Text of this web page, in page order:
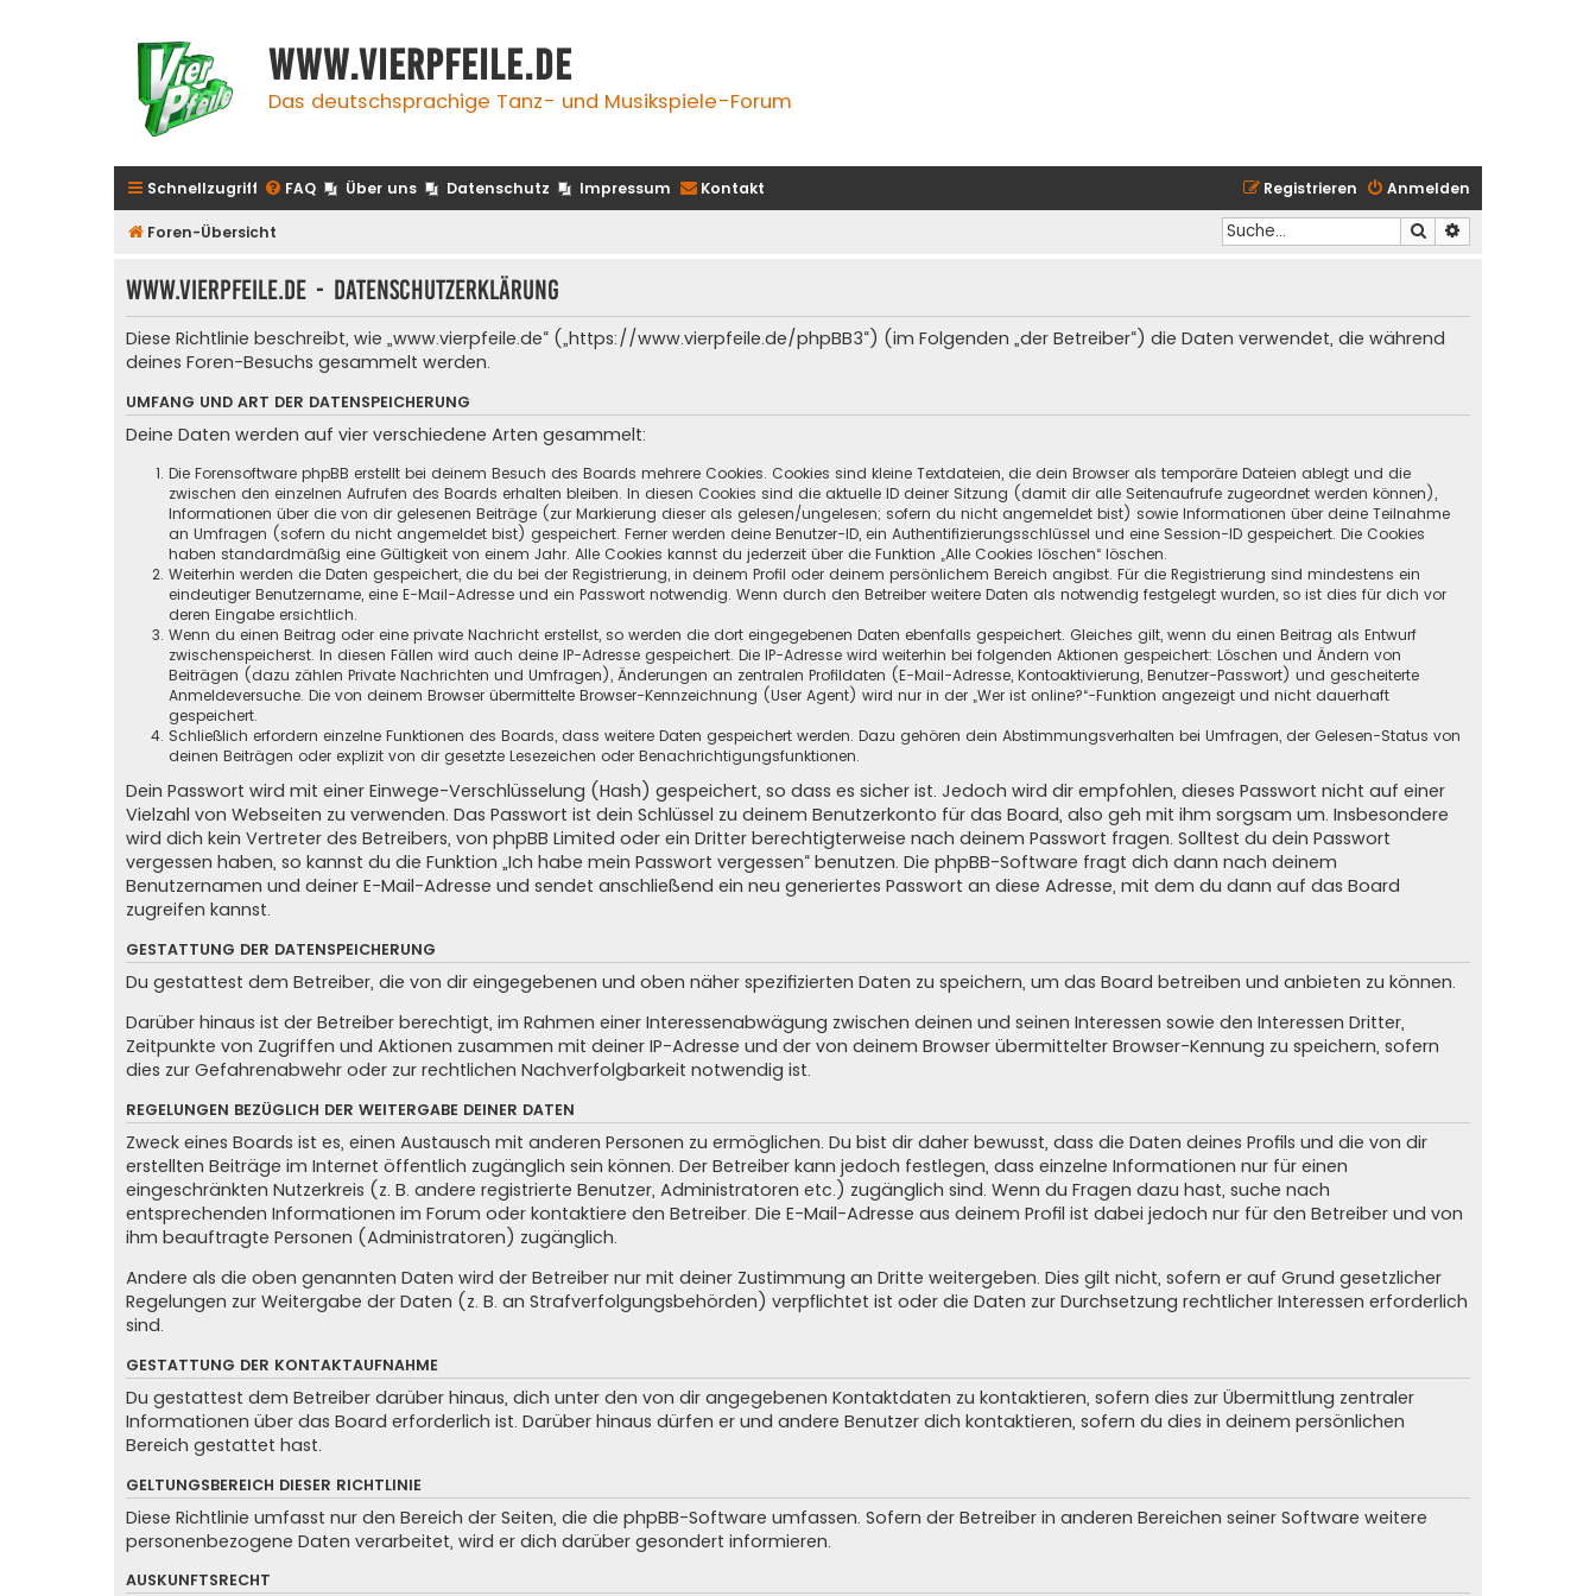
www.vierpfeile.de
Das deutschsprachige Tanz- und Musikspiele-Forum
Schnellzugriff FAQ Über uns Datenschutz Impressum Kontakt Anmelden
Registrieren
Foren-Übersicht Suche
www.vierpfeile.de - Datenschutzerklärung
Diese Richtlinie beschreibt, wie „www.vierpfeile.de“ („https://www.vierpfeile.de/phpBB3“) (im Folgenden „der Betreiber“) die Daten verwendet, die während
deines Foren-Besuchs gesammelt werden.
UMFANG UND ART DER DATENSPEICHERUNG
Deine Daten werden auf vier verschiedene Arten gesammelt:
Die Forensoftware phpBB erstellt bei deinem Besuch des Boards mehrere Cookies. Cookies sind kleine Textdateien, die dein Browser als temporäre Dateien ablegt und die
zwischen den einzelnen Aufrufen des Boards erhalten bleiben. In diesen Cookies sind die aktuelle ID deiner Sitzung (damit dir alle Seitenaufrufe zugeordnet werden können),
Informationen über die von dir gelesenen Beiträge (zur Markierung dieser als gelesen/ungelesen; sofern du nicht angemeldet bist) sowie Informationen über deine Teilnahme
an Umfragen (sofern du nicht angemeldet bist) gespeichert. Ferner werden deine Benutzer-ID, ein Authentifizierungsschlüssel und eine Session-ID gespeichert. Die Cookies
haben standardmäßig eine Gültigkeit von einem Jahr. Alle Cookies kannst du jederzeit über die Funktion „Alle Cookies löschen“ löschen.
Weiterhin werden die Daten gespeichert, die du bei der Registrierung, in deinem Profil oder deinem persönlichem Bereich angibst. Für die Registrierung sind mindestens ein
eindeutiger Benutzername, eine E-Mail-Adresse und ein Passwort notwendig. Wenn durch den Betreiber weitere Daten als notwendig festgelegt wurden, so ist dies für dich vor
deren Eingabe ersichtlich.
Wenn du einen Beitrag oder eine private Nachricht erstellst, so werden die dort eingegebenen Daten ebenfalls gespeichert. Gleiches gilt, wenn du einen Beitrag als Entwurf
zwischenspeicherst. In diesen Fällen wird auch deine IP-Adresse gespeichert. Die IP-Adresse wird weiterhin bei folgenden Aktionen gespeichert: Löschen und Ändern von
Beiträgen (dazu zählen Private Nachrichten und Umfragen), Änderungen an zentralen Profildaten (E-Mail-Adresse, Kontoaktivierung, Benutzer-Passwort) und gescheiterte
Anmeldeversuche. Die von deinem Browser übermittelte Browser-Kennzeichnung (User Agent) wird nur in der „Wer ist online?“-Funktion angezeigt und nicht dauerhaft
gespeichert.
Schließlich erfordern einzelne Funktionen des Boards, dass weitere Daten gespeichert werden. Dazu gehören dein Abstimmungsverhalten bei Umfragen, der Gelesen-Status von
deinen Beiträgen oder explizit von dir gesetzte Lesezeichen oder Benachrichtigungsfunktionen.
Dein Passwort wird mit einer Einwege-Verschlüsselung (Hash) gespeichert, so dass es sicher ist. Jedoch wird dir empfohlen, dieses Passwort nicht auf einer
Vielzahl von Webseiten zu verwenden. Das Passwort ist dein Schlüssel zu deinem Benutzerkonto für das Board, also geh mit ihm sorgsam um. Insbesondere
wird dich kein Vertreter des Betreibers, von phpBB Limited oder ein Dritter berechtigterweise nach deinem Passwort fragen. Solltest du dein Passwort
vergessen haben, so kannst du die Funktion „Ich habe mein Passwort vergessen“ benutzen. Die phpBB-Software fragt dich dann nach deinem
Benutzernamen und deiner E-Mail-Adresse und sendet anschließend ein neu generiertes Passwort an diese Adresse, mit dem du dann auf das Board
zugreifen kannst.
GESTATTUNG DER DATENSPEICHERUNG
Du gestattest dem Betreiber, die von dir eingegebenen und oben näher spezifizierten Daten zu speichern, um das Board betreiben und anbieten zu können.
Darüber hinaus ist der Betreiber berechtigt, im Rahmen einer Interessenabwägung zwischen deinen und seinen Interessen sowie den Interessen Dritter,
Zeitpunkte von Zugriffen und Aktionen zusammen mit deiner IP-Adresse und der von deinem Browser übermittelter Browser-Kennung zu speichern, sofern
dies zur Gefahrenabwehr oder zur rechtlichen Nachverfolgbarkeit notwendig ist.
REGELUNGEN BEZÜGLICH DER WEITERGABE DEINER DATEN
Zweck eines Boards ist es, einen Austausch mit anderen Personen zu ermöglichen. Du bist dir daher bewusst, dass die Daten deines Profils und die von dir
erstellten Beiträge im Internet öffentlich zugänglich sein können. Der Betreiber kann jedoch festlegen, dass einzelne Informationen nur für einen
eingeschränkten Nutzerkreis (z. B. andere registrierte Benutzer, Administratoren etc.) zugänglich sind. Wenn du Fragen dazu hast, suche nach
entsprechenden Informationen im Forum oder kontaktiere den Betreiber. Die E-Mail-Adresse aus deinem Profil ist dabei jedoch nur für den Betreiber und von
ihm beauftragte Personen (Administratoren) zugänglich.
Andere als die oben genannten Daten wird der Betreiber nur mit deiner Zustimmung an Dritte weitergeben. Dies gilt nicht, sofern er auf Grund gesetzlicher
Regelungen zur Weitergabe der Daten (z. B. an Strafverfolgungsbehörden) verpflichtet ist oder die Daten zur Durchsetzung rechtlicher Interessen erforderlich
sind.
GESTATTUNG DER KONTAKTAUFNAHME
Du gestattest dem Betreiber darüber hinaus, dich unter den von dir angegebenen Kontaktdaten zu kontaktieren, sofern dies zur Übermittlung zentraler
Informationen über das Board erforderlich ist. Darüber hinaus dürfen er und andere Benutzer dich kontaktieren, sofern du dies in deinem persönlichen
Bereich gestattet hast.
GELTUNGSBEREICH DIESER RICHTLINIE
Diese Richtlinie umfasst nur den Bereich der Seiten, die die phpBB-Software umfassen. Sofern der Betreiber in anderen Bereichen seiner Software weitere
personenbezogene Daten verarbeitet, wird er dich darüber gesondert informieren.
AUSKUNFTSRECHT